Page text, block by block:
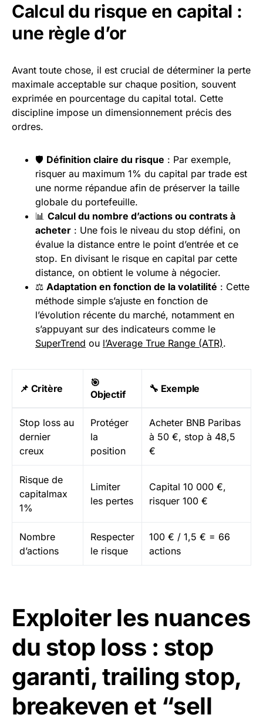
Calcul du risque en capital :
une règle d’or
Avant toute chose, il est crucial de déterminer la perte
maximale acceptable sur chaque position, souvent
exprimée en pourcentage du capital total. Cette
discipline impose un dimensionnement précis des
ordres.
🛡️ Définition claire du risque : Par exemple,
risquer au maximum 1% du capital par trade est
une norme répandue afin de préserver la taille
globale du portefeuille.
📊 Calcul du nombre d’actions ou contrats à
acheter : Une fois le niveau du stop défini, on
évalue la distance entre le point d’entrée et ce
stop. En divisant le risque en capital par cette
distance, on obtient le volume à négocier.
⚖️ Adaptation en fonction de la volatilité : Cette
méthode simple s’ajuste en fonction de
l’évolution récente du marché, notamment en
s’appuyant sur des indicateurs comme le
SuperTrend ou l’Average True Range (ATR).
📌 Critère
🎯
Objectif
🔧 Exemple
Stop loss au
dernier
creux
Protéger
la
position
Acheter BNB Paribas
à 50 €, stop à 48,5
€
Risque de
capitalmax
1%
Limiter
les pertes
Capital 10 000 €,
risquer 100 €
Nombre
d’actions
Respecter
le risque
100 € / 1,5 € = 66
actions
Exploiter les nuances
du stop loss : stop
garanti, trailing stop,
breakeven et “sell